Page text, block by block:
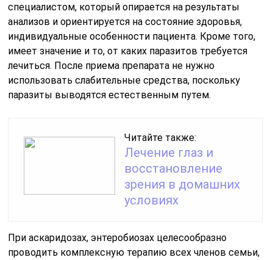
специалистом, который опирается на результаты
анализов и ориентируется на состояние здоровья,
индивидуальные особенности пациента. Кроме того,
имеет значение и то, от каких паразитов требуется
лечиться. После приема препарата не нужно
использовать слабительные средства, поскольку
паразиты выводятся естественным путем.
Читайте также:
Лечение глаз и
восстановление
зрения в домашних
условиях
При аскаридозах, энтеробиозах целесообразно
проводить комплексную терапию всех членов семьи,